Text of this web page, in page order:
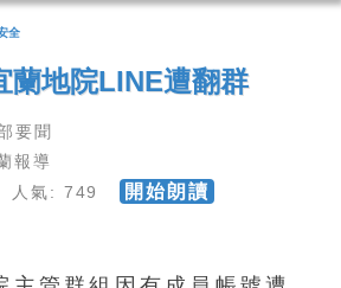
全
蘭地院LINE遭翻群
要聞
報導
人氣: 749
開始朗讀